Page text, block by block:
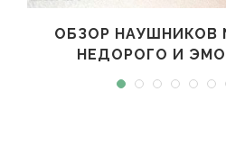
ОБЗОР НАУШНИКОВ
НЕДОРОГО И